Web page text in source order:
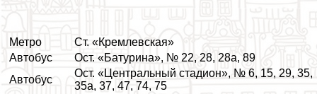
Метро
Ст. «Кремлевская»
Автобус
Ост. «Батурина», № 22, 28, 28а, 89
Автобус
Ост. «Центральный стадион», № 6, 15, 29, 35,
35а, 37, 47, 74, 75